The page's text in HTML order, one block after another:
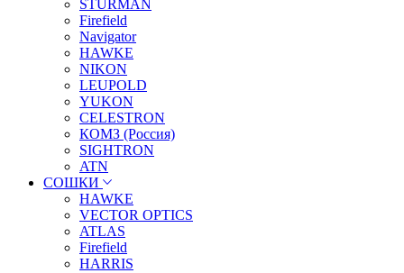
STURMAN
Firefield
Navigator
HAWKE
NIKON
LEUPOLD
YUKON
CELESTRON
КОМЗ (Россия)
SIGHTRON
ATN
СОШКИ
HAWKE
VECTOR OPTICS
ATLAS
Firefield
HARRIS